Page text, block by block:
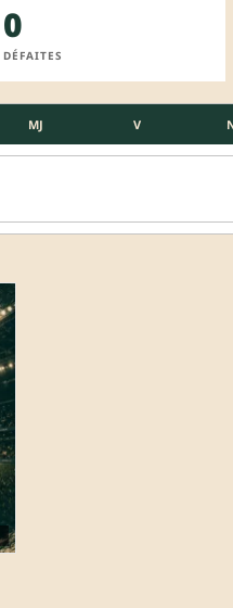
0
DÉFAITES
MJ V